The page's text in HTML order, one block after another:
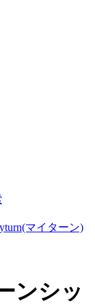
マイターン)
ンシッ